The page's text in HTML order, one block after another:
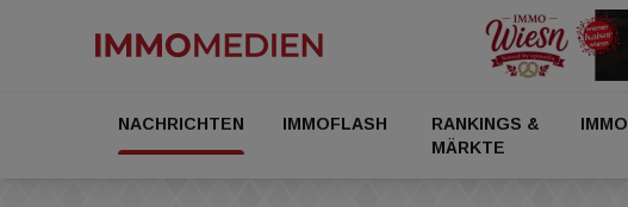
NACHRICHTEN IMMOFLASH
RANKINGS &
MÄRKTE